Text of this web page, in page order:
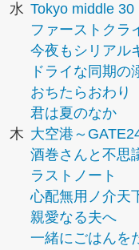
水 Tokyo middle 30
ファーストク
今夜もシリアル
ドライな同期の
おちたらおわり
君は夏のなか
木 大空港～
酒巻さんと不思
ラストノート
心配無用ノ介天
親愛なる夫へ
一緒にごはんを